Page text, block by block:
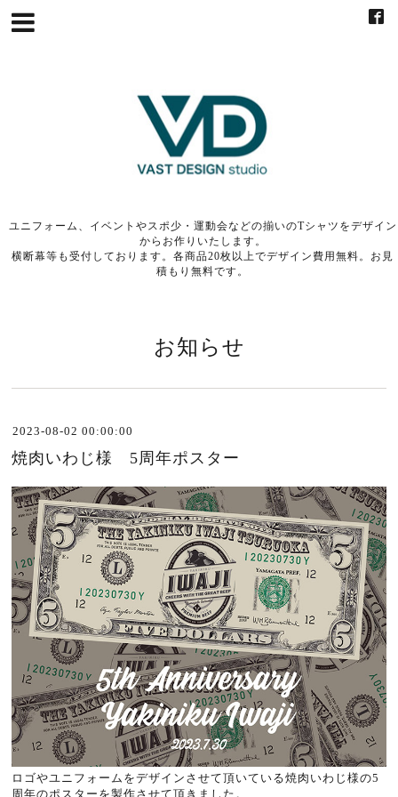
ユニフォーム、イベントやスポ少・運動会などの揃いのTシャツをデザイン
からお作りいたします。
横断幕等も受付しております。各商品20枚以上でデザイン費用無料。お見
積もり無料です。
お知らせ
2023-08-02 00:00:00
焼肉いわじ様 5周年ポスター
ロゴやユニフォームをデザインさせて頂いている焼肉いわじ様の5
周年のポスターを製作させて頂きました。